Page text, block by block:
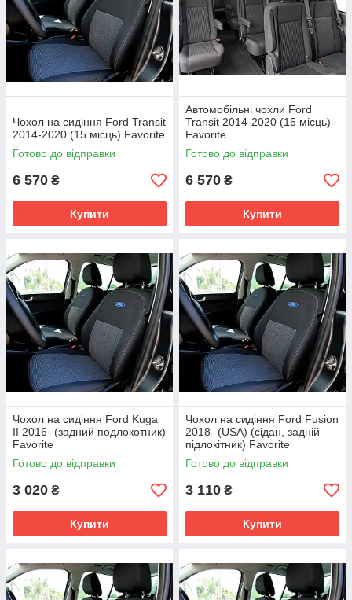
Чохол на сидіння Ford Transit
2014-2020 (15 місць) Favorite
Готово до відправки
6 570 ₴
Купити
Автомобільні чохли Ford
Transit 2014-2020 (15 місць)
Favorite
Готово до відправки
6 570 ₴
Купити
Чохол на сидіння Ford Kuga
II 2016- (задний подлокотник)
Favorite
Готово до відправки
3 020 ₴
Купити
Чохол на сидіння Ford Fusion
2018- (USA) (сідан, задній
підлокітник) Favorite
Готово до відправки
3 110 ₴
Купити